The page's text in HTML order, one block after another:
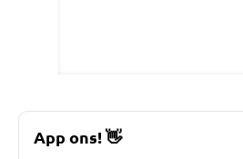
App ons!👋